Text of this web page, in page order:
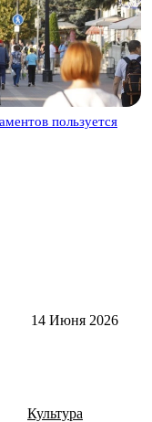
пользуется
14 Июня 2026
Культура